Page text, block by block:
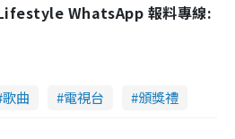
WhatsApp 報料專線:
歌曲 電視台 頒獎禮